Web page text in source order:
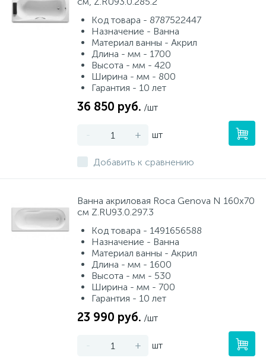
Код товара - 8787522447
Назначение - Ванна
Материал ванны - Акрил
Длина - мм - 1700
Высота - мм - 420
Ширина - мм - 800
Гарантия - 10 лет
36 850 руб. /шт
- + шт
Добавить к сравнению
Ванна акриловая Roca Genova N 160х70
см Z.RU93.0.297.3
Код товара - 1491656588
Назначение - Ванна
Материал ванны - Акрил
Длина - мм - 1600
Высота - мм - 530
Ширина - мм - 700
Гарантия - 10 лет
23 990 руб. /шт
- + шт